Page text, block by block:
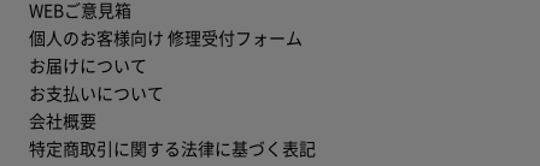
WEBご意見箱
個人のお客様向け 修理受付フォーム
お届けについて
お支払いについて
会社概要
特定商取引に関する法律に基づく表記